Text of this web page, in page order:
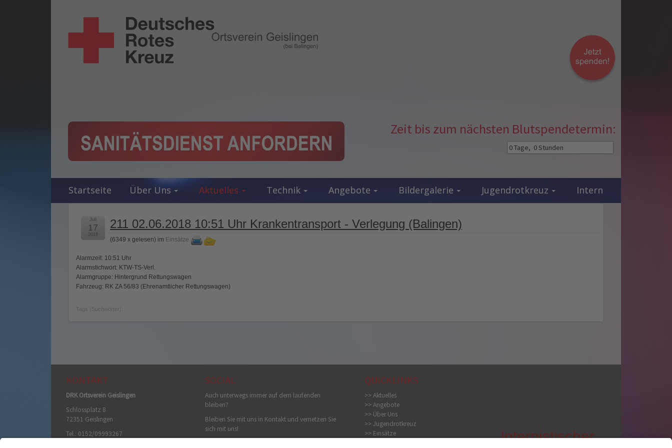
Zeit bis zum nächsten Blutspendetermin:
Startseite Über Uns Aktuelles Technik Angebote Bildergalerie Jugendrotkreuz Intern
211 02.06.2018 10:51 Uhr Krankentransport - Verlegung (Balingen)
(6349 x gelesen) im Einsätze
Juli
17
2018
Alarmzeit: 10:51 Uhr
Alarmstichwort: KTW-TS-Verl.
Alarmgruppe: Hintergrund Rettungswagen
Fahrzeug: RK ZA 56/83 (Ehrenamtlicher Rettungswagen)
Tags (Suchwörter):
KONTAKT
DRK Ortsverein Geislingen
Schlossplatz 8
72351 Geislingen
Tel.: 0152/09993267
SOCIAL
Auch unterwegs immer auf dem laufenden
bleiben?
Bleiben Sie mit uns in Kontakt und vernetzen Sie
sich mit uns!
QUICKLINKS
>> Aktuelles
>> Angebote
>> Über Uns
>> Jugendrotkreuz
>> Einsätze
Internistischer